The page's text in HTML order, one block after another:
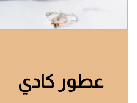
عطور كادي